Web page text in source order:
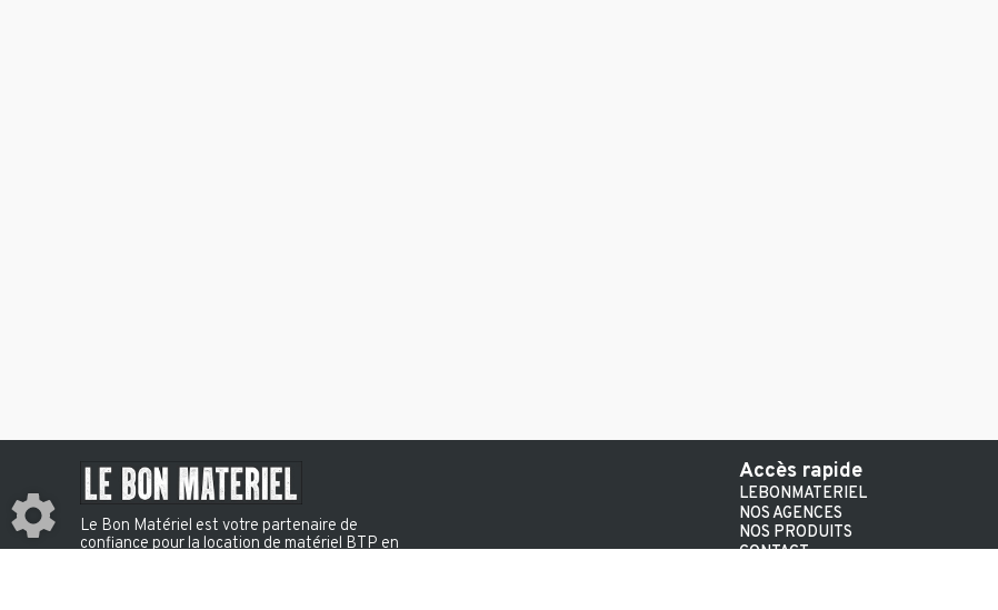
CADDY WOLKSVAGEN
FOURCHES
Le Bon Matériel est votre partenaire de
confiance pour la location de matériel BTP en
Accès rapide
LEBONMATERIEL
NOS AGENCES
NOS PRODUITS
CONTACT